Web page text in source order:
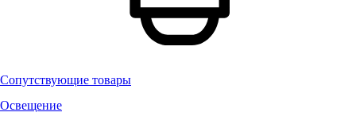
Сопутствующие товары
Освещение